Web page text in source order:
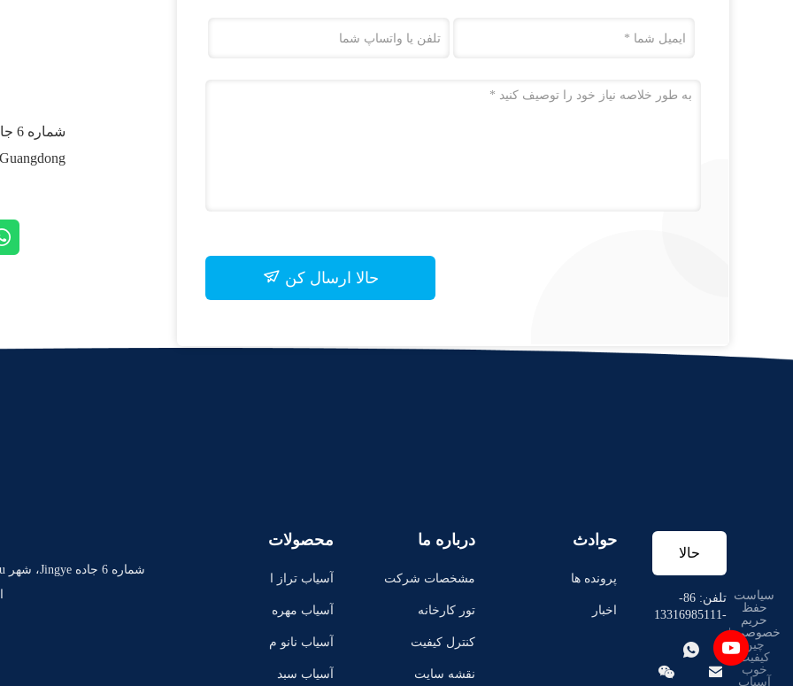
Guangdong، چین.
حالا ارسال کن
محصولات
آسیاب تراز ا
فقی
آسیاب مهره
ای از نوع پی
آسیاب نانو م
هره‌ای
آسیاب سبد
درباره ما
مشخصات شرکت
تور کارخانه
کنترل کیفیت
نقشه سایت
حوادث
پرونده ها
اخبار
حالا
حرف
بزن
تلفن: 86-
-13316985111



سیاست
حفظ
حریم
خصوصی|
چین
کیفیت
خوب
آسیاب